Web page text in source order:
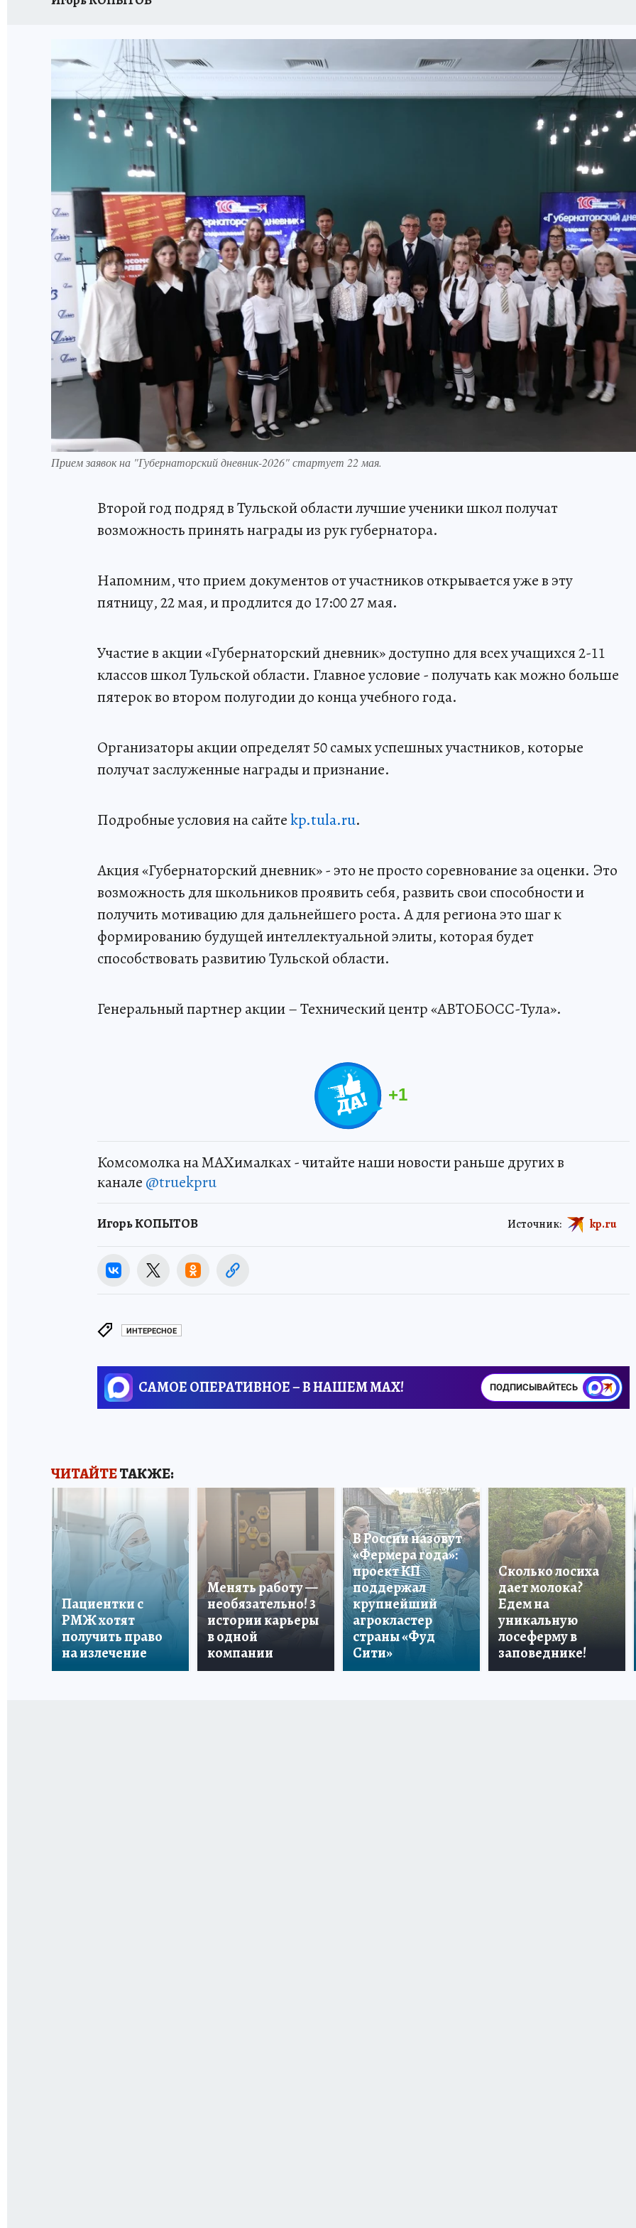
Прием заявок на "Губернаторский дневник-2026" стартует 22 мая.
Второй год подряд в Тульской области лучшие ученики школ получат
возможность принять награды из рук губернатора.
Напомним, что прием документов от участников открывается уже в эту
пятницу, 22 мая, и продлится до 17:00 27 мая.
Участие в акции «Губернаторский дневник» доступно для всех учащихся 2-11
классов школ Тульской области. Главное условие - получать как можно больше
пятерок во втором полугодии до конца учебного года.
Организаторы акции определят 50 самых успешных участников, которые
получат заслуженные награды и признание.
Подробные условия на сайтеkp.tula.ru.
Акция «Губернаторский дневник» - это не просто соревнование за оценки. Это
возможность для школьников проявить себя, развить свои способности и
получить мотивацию для дальнейшего роста. А для региона это шаг к
формированию будущей интеллектуальной элиты, которая будет
способствовать развитию Тульской области.
Генеральный партнер акции – Технический центр «АВТОБОСС-Тула».
+1
Комсомолка на MAXималках - читайте наши новости раньше других в
канале @truekpru
Игорь КОПЫТОВ Источник: kp.ru
ИНТЕРЕСНОЕ
САМОЕ ОПЕРАТИВНОЕ – В НАШЕМ MAX! ПОДПИСЫВАЙТЕСЬ
ЧИТАЙТЕТАКЖЕ:
Пациентки с
РМЖ хотят
получить право
на излечение
Менять работу —
необязательно! 3
истории карьеры
в одной
компании
В России назовут
«Фермера года»:
проект КП
поддержал
крупнейший
агрокластер
страны «Фуд
Сити»
Сколько лосиха
дает молока?
Едем на
уникальную
лосеферму в
заповеднике!